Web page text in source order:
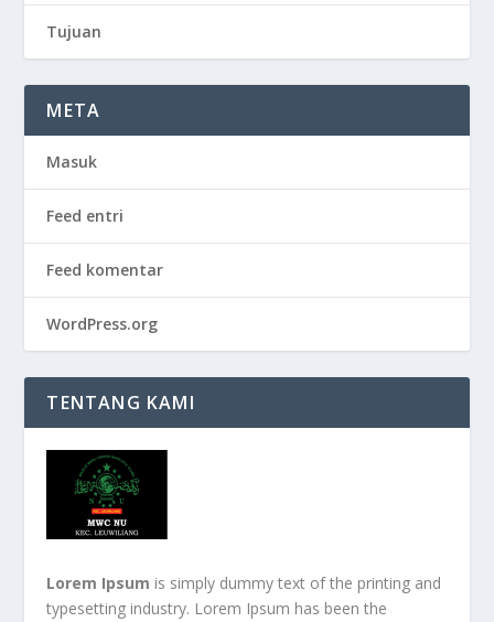
Tujuan
META
Masuk
Feed entri
Feed komentar
WordPress.org
TENTANG KAMI
Lorem Ipsum is simply dummy text of the printing and
typesetting industry. Lorem Ipsum has been the